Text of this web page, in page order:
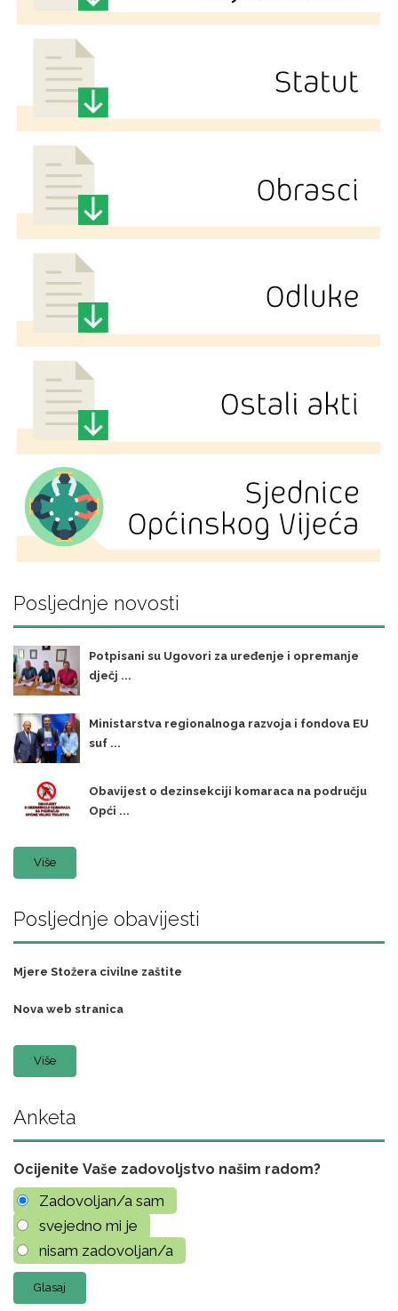
Posljednje novosti
Potpisani su Ugovori za uređenje i opremanje
dječj ...
Ministarstva regionalnoga razvoja i fondova EU
suf ...
Obavijest o dezinsekciji komaraca na području
Opći ...
Više
Posljednje obavijesti
Mjere Stožera civilne zaštite
Nova web stranica
Više
Anketa
Ocijenite Vaše zadovoljstvo našim radom?
Zadovoljan/a sam
svejedno mi je
nisam zadovoljan/a